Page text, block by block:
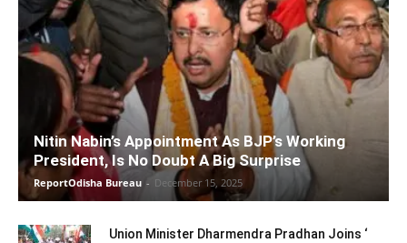
Nitin Nabin’s Appointment As BJP’s Working
President, Is No Doubt A Big Surprise
ReportOdisha Bureau - December 15, 2025
Union Minister Dharmendra Pradhan Joins ‘